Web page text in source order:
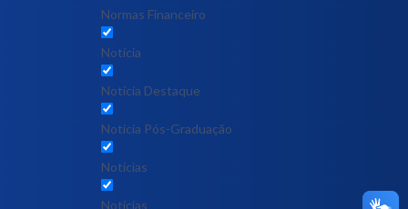
Normas Financeiro
Notícia
Notícia Destaque
Noticia Pós-Graduação
Notícias
Notícias